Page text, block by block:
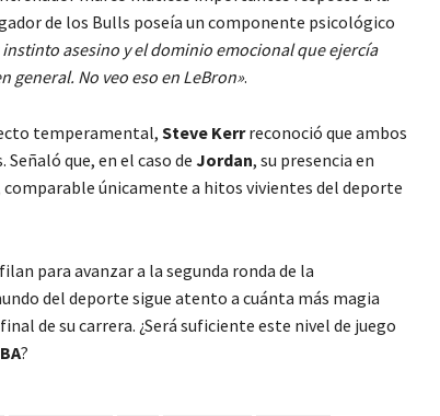
de los Bulls poseía un componente psicológico
asesino y el dominio emocional que ejercía
general. No veo eso en LeBron».
temperamental,Steve Kerrreconoció que ambos
que, en el caso de Jordan, su presencia en
únicamente a hitos vivientes del deporte
para avanzar a la segunda ronda de la
del deporte sigue atento a cuánta más magia
de su carrera. ¿Será suficiente este nivel de juego
?